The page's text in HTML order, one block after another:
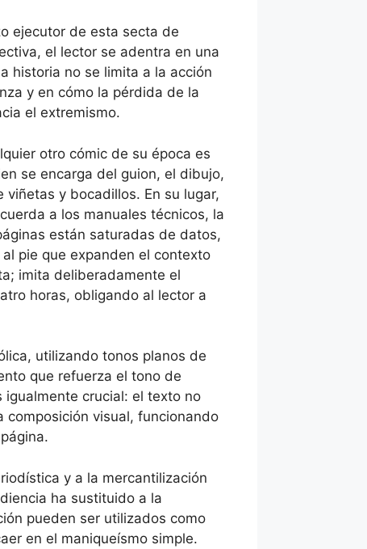
ejecutor de esta secta de
el lector se adentra en una
historia no se limita a la acción
y en cómo la pérdida de la
el extremismo.
otro cómic de su época es
se encarga del guion, el dibujo,
y bocadillos. En su lugar,
a los manuales técnicos, la
están saturadas de datos,
pie que expanden el contexto
imita deliberadamente el
horas, obligando al lector a
utilizando tonos planos de
que refuerza el tono de
igualmente crucial: el texto no
visual, funcionando
y a la mercantilización
ha sustituido a la
pueden ser utilizados como
en el maniqueísmo simple.